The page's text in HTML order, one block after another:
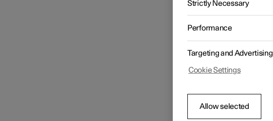
Strictly Necessary
Performance
Targeting and Advertising
Cookie Settings
Allow selected